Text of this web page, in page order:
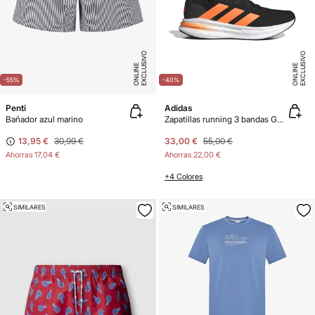
-55% E
X
C
L
U
SI
V
O
O
N
LI
N
E
Penti
Bañador azul marino
13,95 € 30,99 €
Ahorras 17,04 €
-40% E
X
C
L
U
SI
V
O
O
N
LI
N
E
Adidas
Zapatillas running 3 bandas Galaxy 7
33,00 € 55,00 €
Ahorras 22,00 €
+4 Colores
SIMILARES SIMILARES